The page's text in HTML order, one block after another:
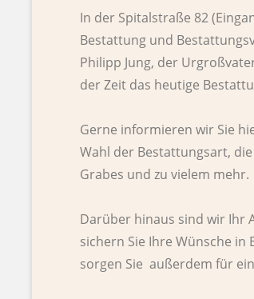
In der Spitalstraße 82
Bestattung und
Philipp Jung, der
der Zeit das heutige
Gerne informieren wir Sie
Wahl der Bestattungsart,
Grabes und zu vielem mehr.
Darüber hinaus sind wir Ihr
sichern Sie Ihre Wünsche
sorgen Sie außerdem für